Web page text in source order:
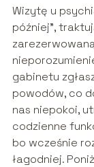
Wizytę u
później”,
gabinetu
powodów, co
nas niepokoi,
codzienne
bo wcześnie
łagodniej.